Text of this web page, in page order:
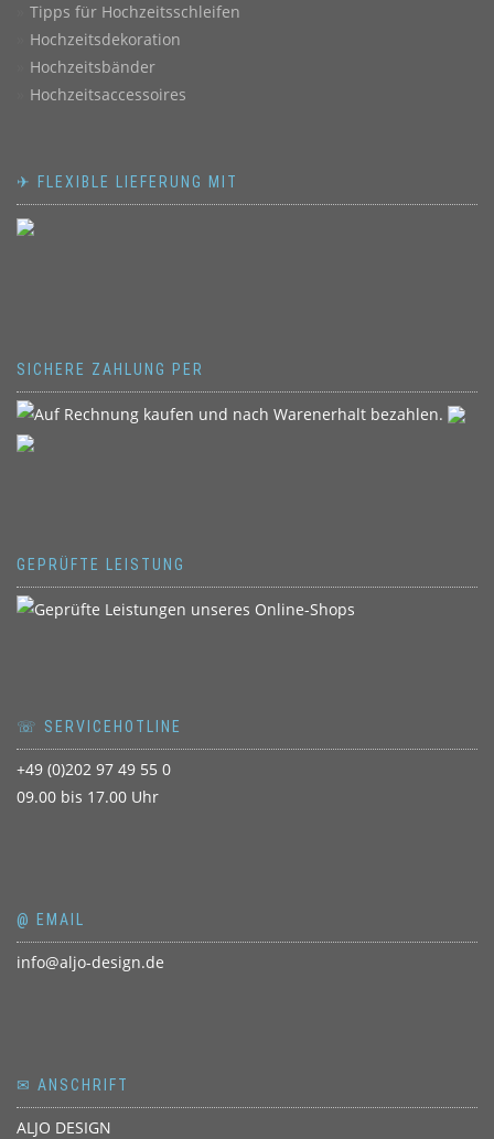
Tipps für Hochzeitsschleifen
Hochzeitsdekoration
Hochzeitsbänder
Hochzeitsaccessoires
✈ FLEXIBLE LIEFERUNG MIT
SICHERE ZAHLUNG PER
GEPRÜFTE LEISTUNG
☏ SERVICEHOTLINE
+49 (0)202 97 49 55 0
09.00 bis 17.00 Uhr
@ EMAIL
info@aljo-design.de
✉ ANSCHRIFT
ALJO DESIGN